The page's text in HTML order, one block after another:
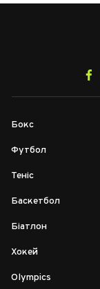
Бокс
Футбол
Теніс
Баскетбол
Біатлон
Хокей
Olympics